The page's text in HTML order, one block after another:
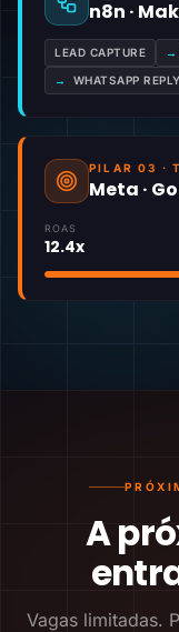
n8n ·
LEAD CAPTURE →
→ WHATSAPP REPLY
PILAR 03 ·
Meta ·
ROAS
12.4x
A
Vagas limitadas.